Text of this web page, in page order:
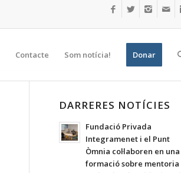
Contacte Som notícia! Donar
DARRERES NOTÍCIES
Fundació Privada
Integramenet i el Punt
Òmnia col·laboren en una
formació sobre mentoria